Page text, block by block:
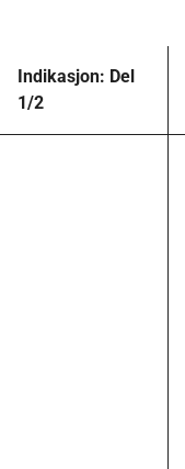
Indikasjon: Del
1/2